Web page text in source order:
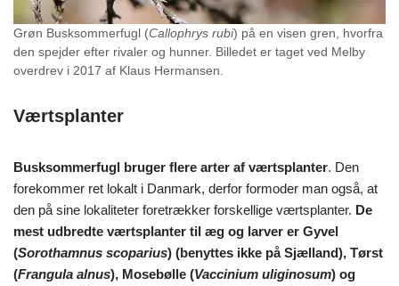
Grøn Busksommerfugl (Callophrys rubi) på en visen gren, hvorfra
den spejder efter rivaler og hunner. Billedet er taget ved Melby
overdrev i 2017 af Klaus Hermansen.
Værtsplanter
Busksommerfugl bruger flere arter af værtsplanter. Den
forekommer ret lokalt i Danmark, derfor formoder man også, at
den på sine lokaliteter foretrækker forskellige værtsplanter. De
mest udbredte værtsplanter til æg og larver er Gyvel
(Sorothamnus scoparius) (benyttes ikke på Sjælland), Tørst
(Frangula alnus), Mosebølle (Vaccinium uliginosum) og